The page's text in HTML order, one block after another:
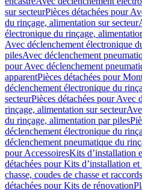
sur secteurPièces détachées pour
du rinçage, alimentation sur secteur
électronique du rinçage,
Avec déclenchement électronique
pilesAvec déclenchement
pour Avec déclenchement
apparentPièces détachées pour
déclenchement électronique du
secteurPièces détachées pour Avec
rinçage, alimentation sur secteur
du rinçage, alimentation par piles
déclenchement électronique du
déclenchement pneumatique du
pour AccessoiresKits d’installation
détachées pour Kits d’installation
chasse, coudes de chasse et raccords
détachées pour Kits de rénovation